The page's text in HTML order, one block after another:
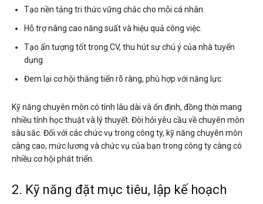
Tạo nền tảng tri thức vững chắc cho mỗi cá nhân.
Hỗ trợ nâng cao năng suất và hiệu quả công việc.
Tạo ấn tượng tốt trong CV, thu hút sự chú ý của nhà tuyển
dụng.
Đem lại cơ hội thăng tiến rõ ràng, phù hợp với năng lực.
Kỹ năng chuyên môn có tính lâu dài và ổn định, đồng thời mang
nhiều tính học thuật và lý thuyết. Đòi hỏi yêu cầu về chuyên môn
sâu sắc. Đối với các chức vụ trong công ty, kỹ năng chuyên môn
càng cao, mức lương và chức vụ của bạn trong công ty càng có
nhiều cơ hội phát triển.
2. Kỹ năng đặt mục tiêu, lập kế hoạch